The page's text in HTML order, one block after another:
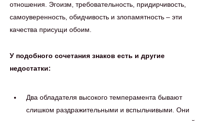
отношения. Эгоизм, требовательность, придирчивость,
самоуверенность, обидчивость и злопамятность – эти
качества присущи обоим.
У подобного сочетания знаков есть и другие
недостатки:
Два обладателя высокого темперамента бывают
слишком раздражительными и вспыльчивыми. Они